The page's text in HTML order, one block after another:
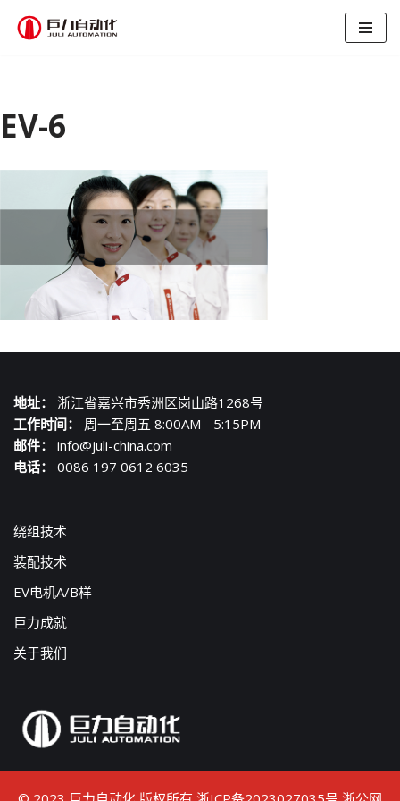
文
EV-6
地址：
浙江省嘉兴市秀洲区岗山路1268号
工作时间：
周一至周五 8:00AM - 5:15PM
邮件：
info@juli-china.com
电话：
0086 197 0612 6035
绕组技术
装配技术
EV电机A/B样
巨力成就
关于我们